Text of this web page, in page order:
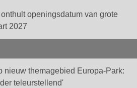
openingsdatum van grote
2027
nieuw themagebied Europa-Park:
teleurstellend'